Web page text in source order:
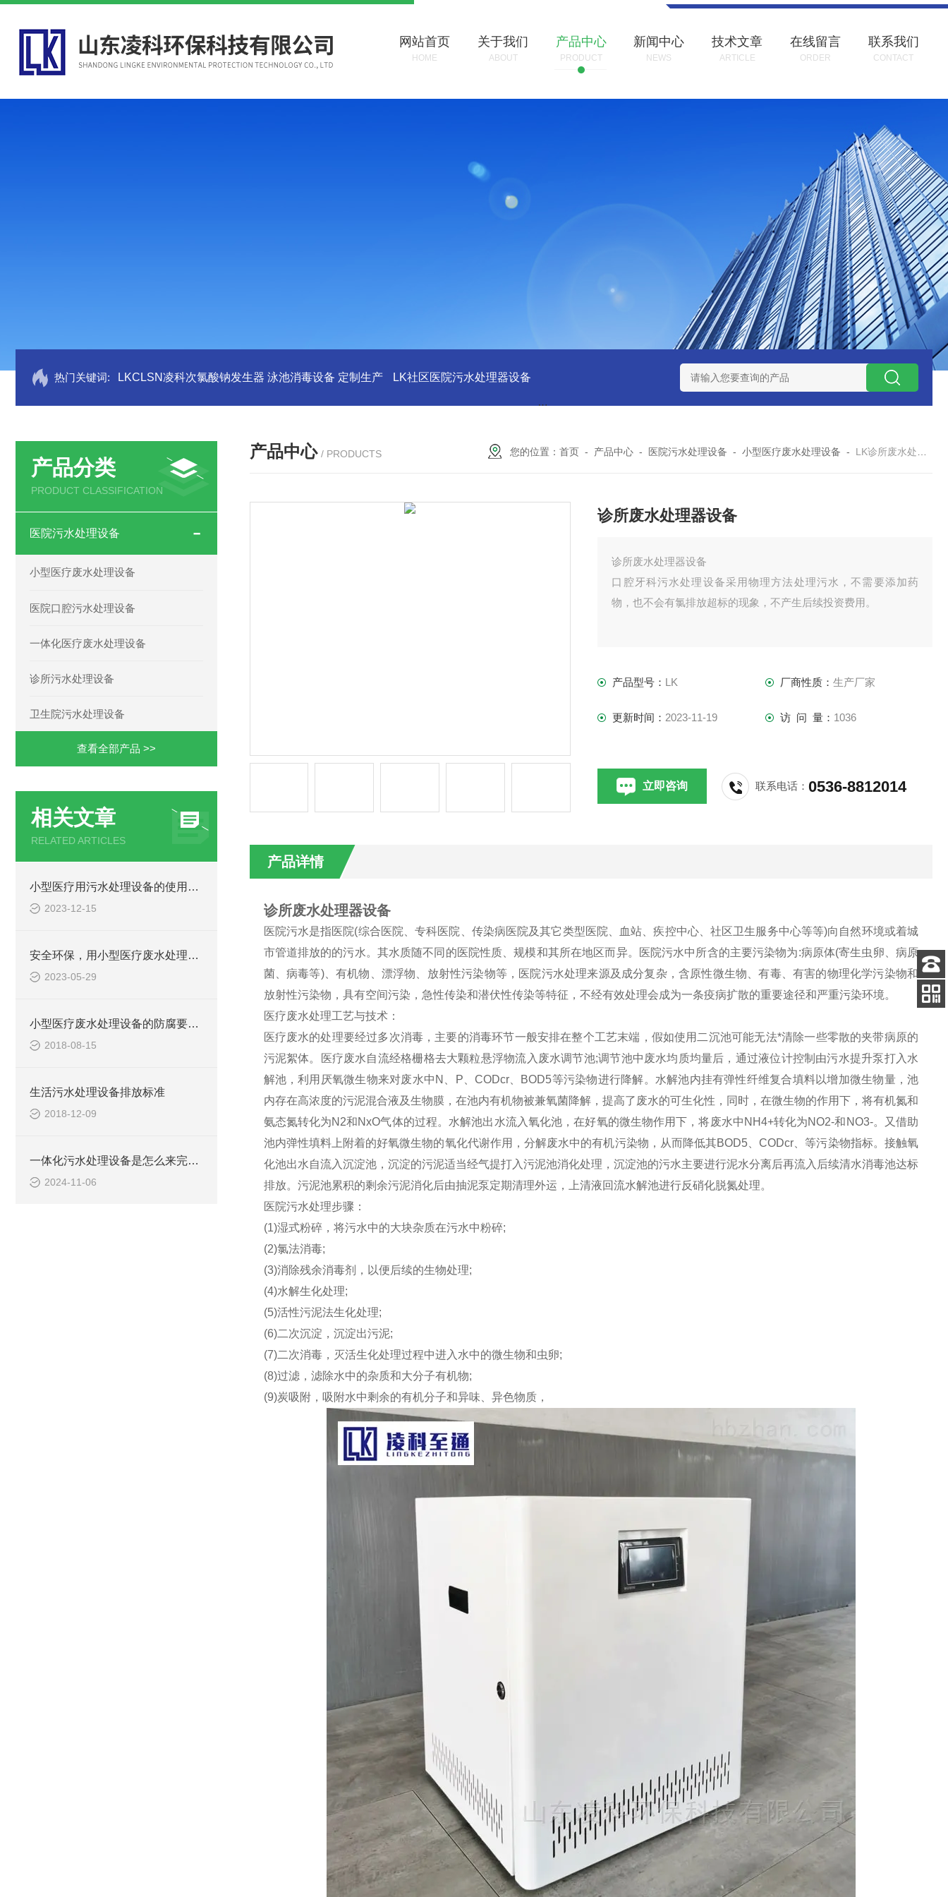
网站首页
HOME
关于我们
ABOUT
产品中心
PRODUCT
新闻中心
NEWS
技术文章
ARTICLE
在线留言
ORDER
联系我们
CONTACT
热门关键词: LKCLSN凌科次氯酸钠发生器 泳池消毒设备 定制生产 LK社区医院污水处理器设备 LK康复医院废水处理器设备 LK康复医院污水处理
产品分类
PRODUCT CLASSIFICATION
医院污水处理设备
小型医疗废水处理设备
医院口腔污水处理设备
一体化医疗废水处理设备
诊所污水处理设备
卫生院污水处理设备
查看全部产品 >>
相关文章
RELATED ARTICLES
小型医疗用污水处理设备的使用注意事项
2023-12-15
安全环保，用小型医疗废水处理设备
2023-05-29
小型医疗废水处理设备的防腐要求你做到了吗
2018-08-15
生活污水处理设备排放标准
2018-12-09
一体化污水处理设备是怎么来完成污水处理工作的？
2024-11-06
产品中心 / PRODUCTS 您的位置：首页 - 产品中心 - 医院污水处理设备 -小型医疗废水处理设备 - LK诊所废水处理器设备
诊所废水处理器设备
诊所废水处理器设备
口腔牙科污水处理设备采用物理方法处理污水，不需要添加药
物，也不会有氯排放超标的现象，不产生后续投资费用。
产品型号： LK 厂商性质： 生产厂家
更新时间： 2023-11-19 访 问 量： 1036
立即咨询 联系电话：0536-8812014
产品详情
诊所废水处理器设备
医院污水是指医院(综合医院、专科医院、传染病医院及其它类型医院、血站、疾控中心、社区卫生服务中心等等)向自然环境或着城
市管道排放的的污水。其水质随不同的医院性质、规模和其所在地区而异。医院污水中所含的主要污染物为:病原体(寄生虫卵、病原
菌、病毒等)、有机物、漂浮物、放射性污染物等，医院污水处理来源及成分复杂，含原性微生物、有毒、有害的物理化学污染物和
放射性污染物，具有空间污染，急性传染和潜伏性传染等特征，不经有效处理会成为一条疫病扩散的重要途径和严重污染环境。
医疗废水处理工艺与技术：
医疗废水的处理要经过多次消毒，主要的消毒环节一般安排在整个工艺末端，假如使用二沉池可能无法*清除一些零散的夹带病原的
污泥絮体。医疗废水自流经格栅格去大颗粒悬浮物流入废水调节池;调节池中废水均质均量后，通过液位计控制由污水提升泵打入水
解池，利用厌氧微生物来对废水中N、P、CODcr、BOD5等污染物进行降解。水解池内挂有弹性纤维复合填料以增加微生物量，池
内存在高浓度的污泥混合液及生物膜，在池内有机物被兼氧菌降解，提高了废水的可生化性，同时，在微生物的作用下，将有机氮和
氨态氮转化为N2和NxO气体的过程。水解池出水流入氧化池，在好氧的微生物作用下，将废水中NH4+转化为NO2-和NO3-。又借助
池内弹性填料上附着的好氧微生物的氧化代谢作用，分解废水中的有机污染物，从而降低其BOD5、CODcr、等污染物指标。接触氧
化池出水自流入沉淀池，沉淀的污泥适当经气提打入污泥池消化处理，沉淀池的污水主要进行泥水分离后再流入后续清水消毒池达标
排放。污泥池累积的剩余污泥消化后由抽泥泵定期清理外运，上清液回流水解池进行反硝化脱氮处理。
医院污水处理步骤：
(1)湿式粉碎，将污水中的大块杂质在污水中粉碎;
(2)氯法消毒;
(3)消除残余消毒剂，以便后续的生物处理;
(4)水解生化处理;
(5)活性污泥法生化处理;
(6)二次沉淀，沉淀出污泥;
(7)二次消毒，灭活生化处理过程中进入水中的微生物和虫卵;
(8)过滤，滤除水中的杂质和大分子有机物;
(9)炭吸附，吸附水中剩余的有机分子和异味、异色物质，
客服
电话